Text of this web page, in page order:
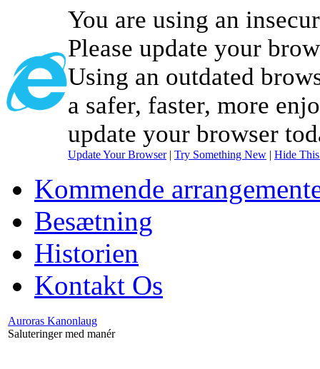
You are using an
Please update your
Using an outdated
a safer, faster, more
update your browser
Update Your Browser| Try Something New | Hide
Kommende
Besætning
Historien
Kontakt Os
Auroras Kanonlaug
Saluteringer med manér